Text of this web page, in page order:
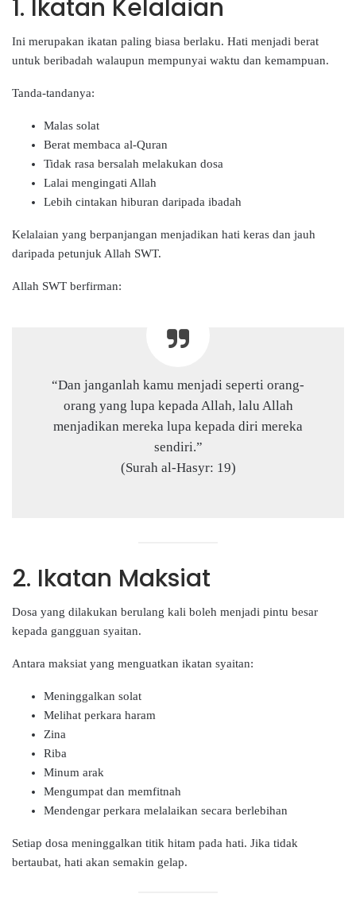
1. Ikatan Kelalaian
Ini merupakan ikatan paling biasa berlaku. Hati menjadi berat
untuk beribadah walaupun mempunyai waktu dan kemampuan.
Tanda-tandanya:
Malas solat
Berat membaca al-Quran
Tidak rasa bersalah melakukan dosa
Lalai mengingati Allah
Lebih cintakan hiburan daripada ibadah
Kelalaian yang berpanjangan menjadikan hati keras dan jauh
daripada petunjuk Allah SWT.
Allah SWT berfirman:
“Dan janganlah kamu menjadi seperti orang-
orang yang lupa kepada Allah, lalu Allah
menjadikan mereka lupa kepada diri mereka
sendiri.”
(Surah al-Hasyr: 19)
2. Ikatan Maksiat
Dosa yang dilakukan berulang kali boleh menjadi pintu besar
kepada gangguan syaitan.
Antara maksiat yang menguatkan ikatan syaitan:
Meninggalkan solat
Melihat perkara haram
Zina
Riba
Minum arak
Mengumpat dan memfitnah
Mendengar perkara melalaikan secara berlebihan
Setiap dosa meninggalkan titik hitam pada hati. Jika tidak
bertaubat, hati akan semakin gelap.